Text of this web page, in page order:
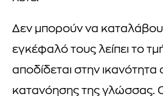
Δεν μπορούν να
εγκέφαλό τους λείπει το
αποδίδεται στην ικανότητα
κατανόησης της γλώσσας.